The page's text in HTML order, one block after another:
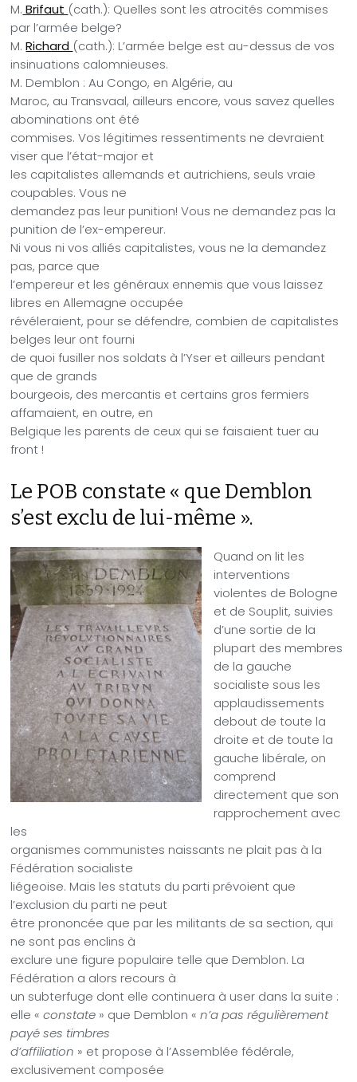
M. Brifaut (cath.): Quelles sont les atrocités commises
par l’armée belge?
M.Richard (cath.): L’armée belge est au-dessus de vos
insinuations calomnieuses.
M. Demblon : Au Congo, en Algérie, au
Maroc, au Transvaal, ailleurs encore, vous savez quelles
abominations ont été
commises. Vos légitimes ressentiments ne devraient
viser que l’état-major et
les capitalistes allemands et autrichiens, seuls vraie
coupables. Vous ne
demandez pas leur punition! Vous ne demandez pas la
punition de l’ex-empereur.
Ni vous ni vos alliés capitalistes, vous ne la demandez
pas, parce que
l’empereur et les généraux ennemis que vous laissez
libres en Allemagne occupée
révéleraient, pour se défendre, combien de capitalistes
belges leur ont fourni
de quoi fusiller nos soldats à l’Yser et ailleurs pendant
que de grands
bourgeois, des mercantis et certains gros fermiers
affamaient, en outre, en
Belgique les parents de ceux qui se faisaient tuer au
front !
Le POB constate « que Demblon
s’est exclu de lui-même ».
Quand on lit les
interventions
violentes de Bologne
et de Souplit, suivies
d’une sortie de la
plupart des membres
de la gauche
socialiste sous les
applaudissements
debout de toute la
droite et de toute la
gauche libérale, on
comprend
directement que son
rapprochement avec
les
organismes communistes naissants ne plait pas à la
Fédération socialiste
liégeoise. Mais les statuts du parti prévoient que
l’exclusion du parti ne peut
être prononcée que par les militants de sa section, qui
ne sont pas enclins à
exclure une figure populaire telle que Demblon. La
Fédération a alors recours à
un subterfuge dont elle continuera à user dans la suite :
elle «constate » que Demblon «n’a pas régulièrement
payé ses timbres
d’affiliation » et propose à l’Assemblée fédérale,
exclusivement composée